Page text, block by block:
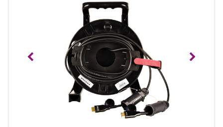
Vorheriges